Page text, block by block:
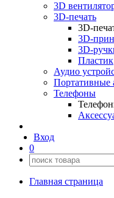
3D
3D-печать
3D-
3D-
3D-
Пластик
Аудио
Портативные
Телефоны
Вход
0
Главная страница